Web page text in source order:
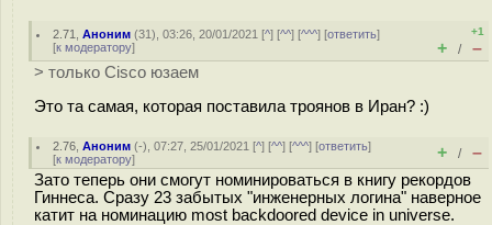
2.71 ,Аноним (31), 03:26, 20/01/2021 [^] [^^] [^^^] [ответить]
[к модератору]
+1
+ / –
> только Cisco юзаем
Это та самая, которая поставила троянов в Иран? :)
2.76 ,Аноним (-), 07:27, 25/01/2021 [^] [^^] [^^^] [ответить]
[к модератору] + / –
Зато теперь они смогут номинироваться в книгу рекордов
Гиннеса. Сразу 23 забытых "инженерных логина" наверное
катит на номинацию most backdoored device in universe.